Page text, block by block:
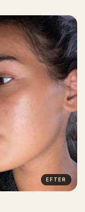
EFTER